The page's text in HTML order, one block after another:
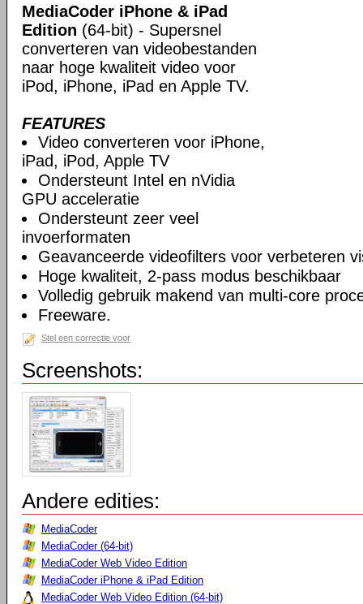
MediaCoder iPhone & iPad
Edition (64-bit) - Supersnel
converteren van videobestanden
naar hoge kwaliteit video voor
iPod, iPhone, iPad en Apple TV.
FEATURES
Video converteren voor iPhone,
iPad, iPod, Apple TV
Ondersteunt Intel en nVidia
GPU acceleratie
Ondersteunt zeer veel
invoerformaten
Geavanceerde videofilters voor verbeteren
Hoge kwaliteit, 2-pass modus beschikbaar
Volledig gebruik makend van multi-core
Freeware.
Stel een correctie voor
Screenshots:
Andere edities:
MediaCoder
MediaCoder (64-bit)
MediaCoder Web Video Edition
MediaCoder iPhone & iPad Edition
MediaCoder Web Video Edition (64-bit)